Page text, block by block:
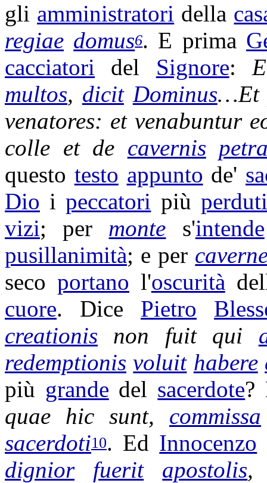
gli amministratori della
regiae domus6. E prima
cacciatori del Signore:
multos, dicit Dominus…Et
venatores: etvenabuntur
colle et de cavernis
questo testo appunto de'
Dio ipeccatori più perduti
vizi; per monte s'intende
pusillanimità; e per
seco portano l'oscurità
cuore. Dice Pietro
creationis non fuit qui
redemptionis voluit habere
più grande del sacerdote?
quae hic sunt, commissa
sacerdoti10. Ed Innocenzo
dignior
fuerit apostolis,